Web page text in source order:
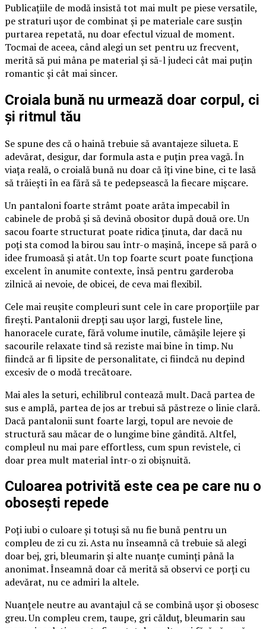
Publicațiile de modă insistă tot mai mult pe piese versatile,
pe straturi ușor de combinat și pe materiale care susțin
purtarea repetată, nu doar efectul vizual de moment.
Tocmai de aceea, când alegi un set pentru uz frecvent,
merită să pui mâna pe material și să-l judeci cât mai puțin
romantic și cât mai sincer.
Croiala bună nu urmează doar corpul, ci
și ritmul tău
Se spune des că o haină trebuie să avantajeze silueta. E
adevărat, desigur, dar formula asta e puțin prea vagă. În
viața reală, o croială bună nu doar că îți vine bine, ci te lasă
să trăiești în ea fără să te pedepsească la fiecare mișcare.
Un pantaloni foarte strâmt poate arăta impecabil în
cabinele de probă și să devină obositor după două ore. Un
sacou foarte structurat poate ridica ținuta, dar dacă nu
poți sta comod la birou sau într-o mașină, începe să pară o
idee frumoasă și atât. Un top foarte scurt poate funcționa
excelent în anumite contexte, însă pentru garderoba
zilnică ai nevoie, de obicei, de ceva mai flexibil.
Cele mai reușite compleuri sunt cele în care proporțiile par
firești. Pantalonii drepți sau ușor largi, fustele line,
hanoracele curate, fără volume inutile, cămășile lejere și
sacourile relaxate tind să reziste mai bine în timp. Nu
fiindcă ar fi lipsite de personalitate, ci fiindcă nu depind
excesiv de o modă trecătoare.
Mai ales la seturi, echilibrul contează mult. Dacă partea de
sus e amplă, partea de jos ar trebui să păstreze o linie clară.
Dacă pantalonii sunt foarte largi, topul are nevoie de
structură sau măcar de o lungime bine gândită. Altfel,
compleul nu mai pare effortless, cum spun revistele, ci
doar prea mult material într-o zi obișnuită.
Culoarea potrivită este cea pe care nu o
obosești repede
Poți iubi o culoare și totuși să nu fie bună pentru un
compleu de zi cu zi. Asta nu înseamnă că trebuie să alegi
doar bej, gri, bleumarin și alte nuanțe cuminți până la
anonimat. Înseamnă doar că merită să observi ce porți cu
adevărat, nu ce admiri la altele.
Nuanțele neutre au avantajul că se combină ușor și obosesc
greu. Un compleu crem, taupe, gri călduț, bleumarin sau